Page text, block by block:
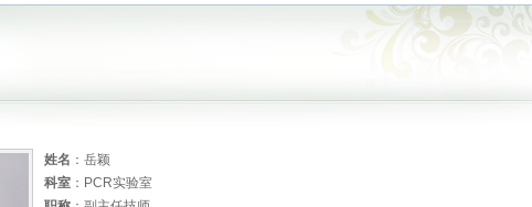
姓名 ：岳颖
科室 ：PCR实验室